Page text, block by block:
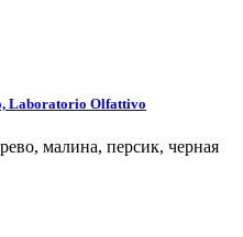
Laboratorio Olfattivo
малина, персик, черная